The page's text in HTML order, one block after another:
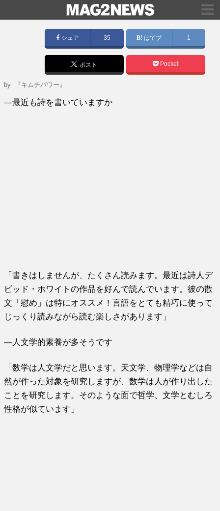
シェア 35 はてブ 1
ポスト Pocket
by 『キムチパワー』
―最近も詩を書いていますか
「書きはしませんが、たくさん読みます。最近は詩人デ
ビッド・ホワイトの作品を好んで読んでいます。彼の散
文「慰め」は特にオススメ！言語をとても精巧に使って
じっくり読みながら読む楽しさがあります」
―人文学的素養が多そうです
「数学は人文学だと思います。天文学、物理学などは自
然が作った対象を研究しますが、数学は人が作り出した
ことを研究します。そのような面で哲学、文学とむしろ
性格が似ています」